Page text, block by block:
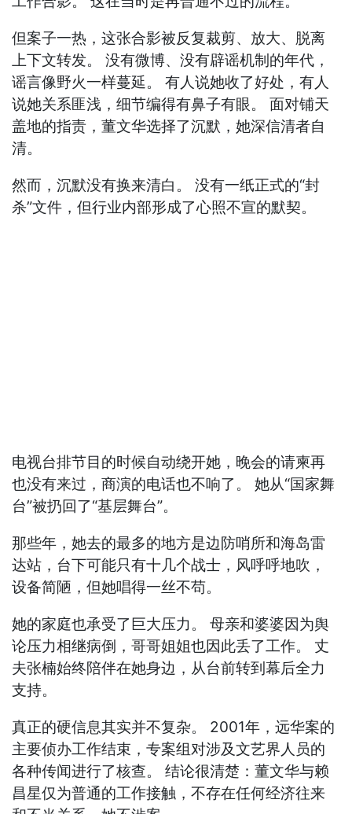
但案子一热，这张合影被反复裁剪、放大、脱离
上下文转发。 没有微博、没有辟谣机制的年代，
谣言像野火一样蔓延。 有人说她收了好处，有人
说她关系匪浅，细节编得有鼻子有眼。 面对铺天
盖地的指责，董文华选择了沉默，她深信清者自
清。
然而，沉默没有换来清白。 没有一纸正式的“封
杀”文件，但行业内部形成了心照不宣的默契。
电视台排节目的时候自动绕开她，晚会的请柬再
也没有来过，商演的电话也不响了。 她从“国家舞
台”被扔回了“基层舞台”。
那些年，她去的最多的地方是边防哨所和海岛雷
达站，台下可能只有十几个战士，风呼呼地吹，
设备简陋，但她唱得一丝不苟。
她的家庭也承受了巨大压力。 母亲和婆婆因为舆
论压力相继病倒，哥哥姐姐也因此丢了工作。 丈
夫张楠始终陪伴在她身边，从台前转到幕后全力
支持。
真正的硬信息其实并不复杂。 2001年，远华案的
主要侦办工作结束，专案组对涉及文艺界人员的
各种传闻进行了核查。 结论很清楚：董文华与赖
昌星仅为普通的工作接触，不存在任何经济往来